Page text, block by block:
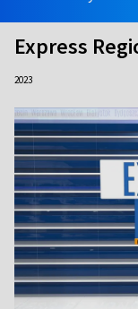
Express
2023